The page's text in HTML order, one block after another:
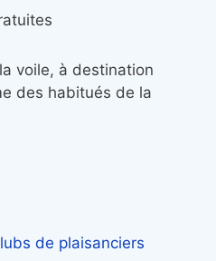
voile, à destination
des habitués de la
de plaisanciers